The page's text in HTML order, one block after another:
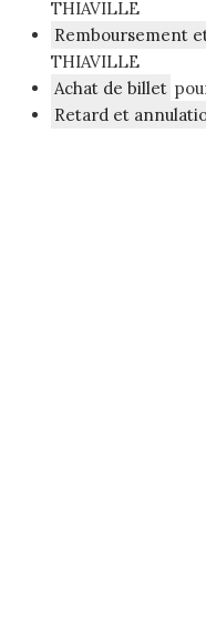
THIAVILLE
Remboursement
THIAVILLE
Achat de billet
Retard et